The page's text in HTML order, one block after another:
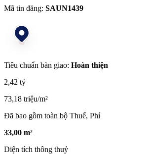
Mã tin đăng: SAUN1439
Tiêu chuẩn bàn giao: Hoàn thiện
2,42 tỷ
73,18 triệu/m²
Đã bao gồm toàn bộ Thuế, Phí
33,00 m²
Diện tích thông thuỷ